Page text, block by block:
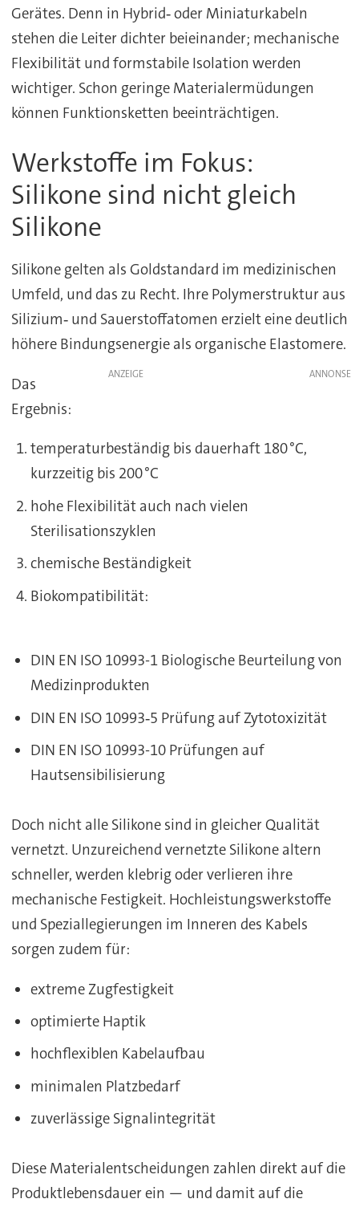
Gerätes. Denn in Hybrid‑ oder Miniaturkabeln
stehen die Leiter dichter beieinander; mechanische
Flexibilität und formstabile Isolation werden
wichtiger. Schon geringe Materialermüdungen
können Funktionsketten beeinträchtigen.
Werkstoffe im Fokus:
Silikone sind nicht gleich
Silikone
Silikone gelten als Goldstandard im medizinischen
Umfeld, und das zu Recht. Ihre Polymerstruktur aus
Silizium‑ und Sauerstoffatomen erzielt eine deutlich
höhere Bindungsenergie als organische Elastomere.
ANZEIGE
Das
Ergebnis:
temperaturbeständig bis dauerhaft 180 °C,
kurzzeitig bis 200 °C
hohe Flexibilität auch nach vielen
Sterilisationszyklen
chemische Beständigkeit
Biokompatibilität:
DIN EN ISO 10993-1 Biologische Beurteilung von
Medizinprodukten
DIN EN ISO 10993‑5 Prüfung auf Zytotoxizität
DIN EN ISO 10993-10 Prüfungen auf
Hautsensibilisierung
Doch nicht alle Silikone sind in gleicher Qualität
vernetzt. Unzureichend vernetzte Silikone altern
schneller, werden klebrig oder verlieren ihre
mechanische Festigkeit. Hochleistungswerkstoffe
und Speziallegierungen im Inneren des Kabels
sorgen zudem für:
extreme Zugfestigkeit
optimierte Haptik
hochflexiblen Kabelaufbau
minimalen Platzbedarf
zuverlässige Signalintegrität
Diese Materialentscheidungen zahlen direkt auf die
Produktlebensdauer ein — und damit auf die